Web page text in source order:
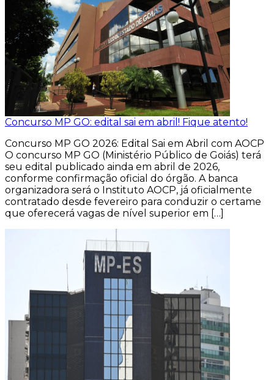
Concurso MP GO: edital sai em abril! Fique atento!
Concurso MP GO 2026: Edital Sai em Abril com AOCP
O concurso MP GO (Ministério Público de Goiás) terá
seu edital publicado ainda em abril de 2026,
conforme confirmação oficial do órgão. A banca
organizadora será o Instituto AOCP, já oficialmente
contratado desde fevereiro para conduzir o certame
que oferecerá vagas de nível superior em […]